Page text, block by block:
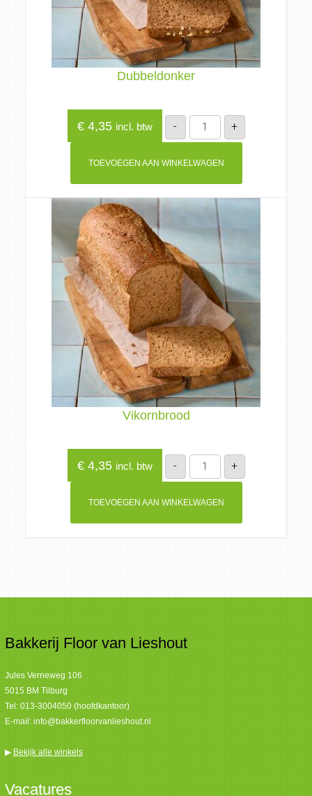
Dubbeldonker
€4,35 incl. btw -
Dubbeldonker
aantal
+
TOEVOEGEN AAN WINKELWAGEN
Vikornbrood
€4,35 incl. btw -
Vikornbrood
aantal
+
TOEVOEGEN AAN WINKELWAGEN
Bakkerij Floor van Lieshout
Jules Verneweg 106
5015 BM Tilburg
Tel: 013-3004050 (hoofdkantoor)
E-mail: info@bakkerfloorvanlieshout.nl
▶ Bekijk alle winkels
Vacatures